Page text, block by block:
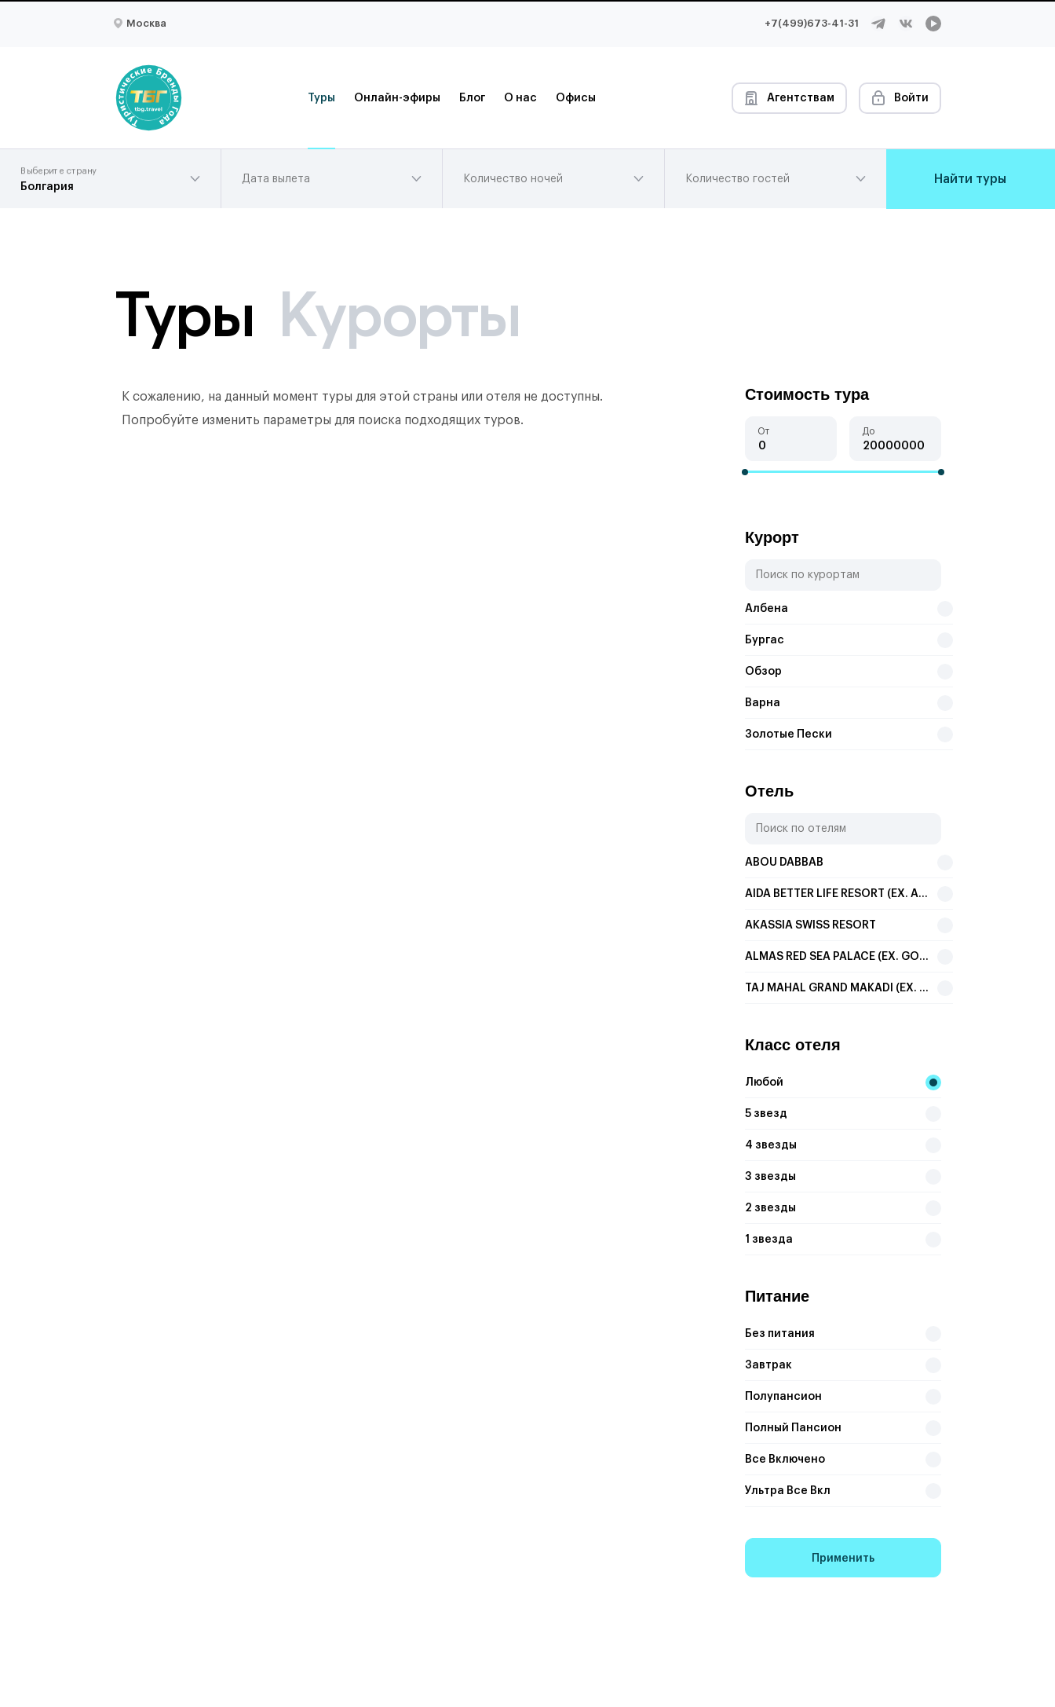
Москва +7(499)673-41-31
Туры Онлайн-эфиры Блог О нас Офисы Агентствам Войти
Болгария
Выберите страну
Дата вылета Количество ночей Количество гостей Найти туры
Туры Курорты
К сожалению, на данный момент туры для этой страны или отеля не доступны.
Попробуйте изменить параметры для поиска подходящих туров.
Стоимость тура
От До
Курорт
Албена
Бургас
Обзор
Варна
Золотые Пески
Солнечный Берег
София
Велико-Тырново
Отель
ABOU DABBAB
AIDA BETTER LIFE RESORT (EX. AIDA HOTEL SHARM)
AKASSIA SWISS RESORT
ALMAS RED SEA PALACE (EX. GOLDEN 5 ALMAS RESORT)
TAJ MAHAL GRAND MAKADI (EX. AL NABILA GRAND)
JUNGLE AQUA PARK
Класс отеля
Любой
5 звезд
4 звезды
3 звезды
2 звезды
1 звезда
Питание
Без питания
Завтрак
Полупансион
Полный Пансион
Все Включено
Ультра Все Вкл
Применить